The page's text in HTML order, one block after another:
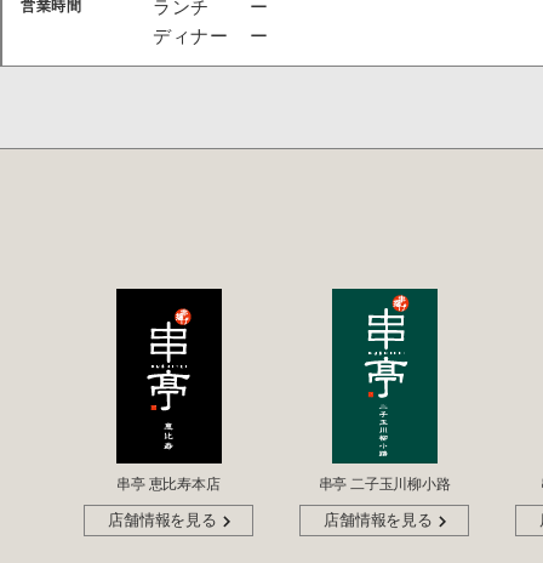
営業時間 ランチ
ー
ディナー
ー
串亭 恵比寿本店
店舗情報を見る
串亭 二子玉川柳小路
店舗情報を見る